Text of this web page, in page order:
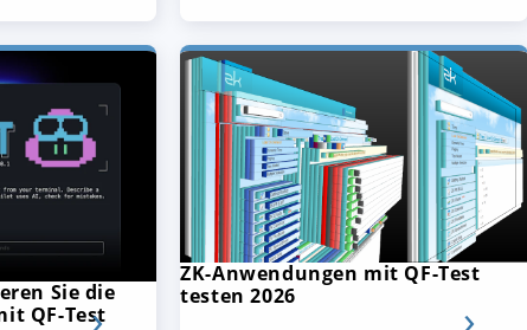
Sie die
QF-Test
ZK-Anwendungen mit QF-Test
testen 2026